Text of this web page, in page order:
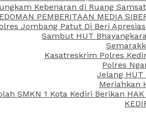
Kebenaran di Ruang
PEMBERITAAN MEDIA
Jombang Patut Di Beri
Sambut HUT
Kasatreskrim Polres
Polres
Jelang
Meriahkan
SMKN 1 Kota Kediri Berikan